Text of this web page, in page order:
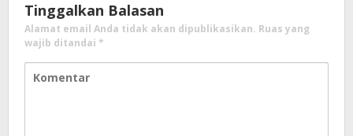
Tinggalkan Balasan
Alamat email Anda tidak akan dipublikasikan. Ruas yang
wajib ditandai *